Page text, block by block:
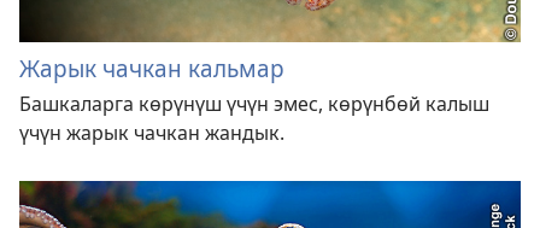
Жарык чачкан кальмар
Башкаларга көрүнүш үчүн эмес, көрүнбөй калыш
үчүн жарык чачкан жандык.